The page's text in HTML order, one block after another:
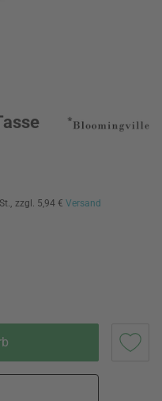
zzgl. 5,94 € Versand